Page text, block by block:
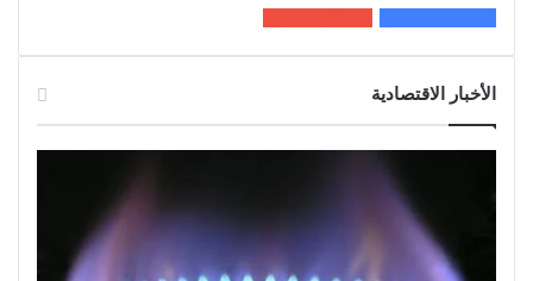
الأخبار الاقتصادية